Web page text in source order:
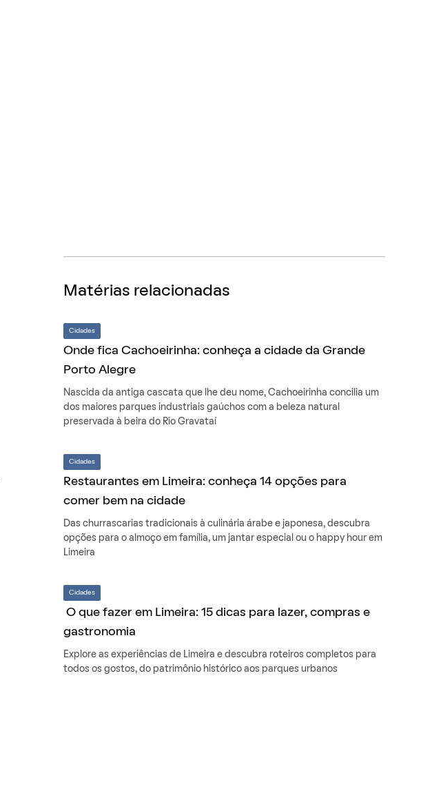
Matérias relacionadas
Cidades
Onde fica Cachoeirinha: conheça a cidade da Grande
Porto Alegre
Nascida da antiga cascata que lhe deu nome, Cachoeirinha concilia um
dos maiores parques industriais gaúchos com a beleza natural
preservada à beira do Rio Gravataí
Cidades
Restaurantes em Limeira: conheça 14 opções para
comer bem na cidade
Das churrascarias tradicionais à culinária árabe e japonesa, descubra
opções para o almoço em família, um jantar especial ou o happy hour em
Limeira
Cidades
O que fazer em Limeira: 15 dicas para lazer, compras e
gastronomia
Explore as experiências de Limeira e descubra roteiros completos para
todos os gostos, do patrimônio histórico aos parques urbanos